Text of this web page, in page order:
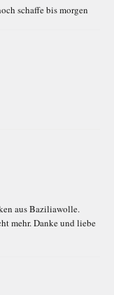
schaffe bis morgen
aus Baziliawolle.
mehr. Danke und liebe